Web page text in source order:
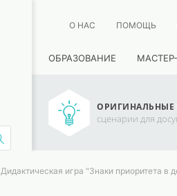
О НАС ПОМОЩЬ
ОБРАЗОВАНИЕ
ОРИГИНАЛЬНЫЕ
сценарии для
Дидактическая игра "Знаки приоритета в